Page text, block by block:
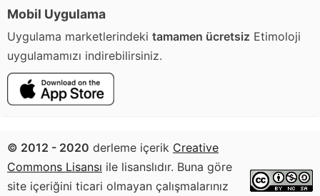
Mobil Uygulama
Uygulama marketlerindeki tamamen ücretsiz Etimoloji
uygulamamızı indirebilirsiniz.
© 2012 - 2020 derleme içerik Creative
Commons Lisansı ile lisanslıdır. Buna göre
site içeriğini ticari olmayan çalışmalarınız